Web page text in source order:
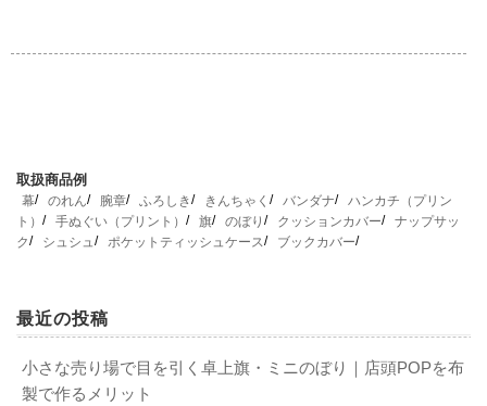
取扱商品例
幕 のれん 腕章 ふろしき きんちゃく バンダナ
ハンカチ（プリン
ト）
手ぬぐい（プリント） 旗 のぼり クッションカバー
ナップサッ
ク
シュシュ ポケットティッシュケース ブックカバー
最近の投稿
小さな売り場で目を引く卓上旗・ミニのぼり｜店頭POPを布
製で作るメリット